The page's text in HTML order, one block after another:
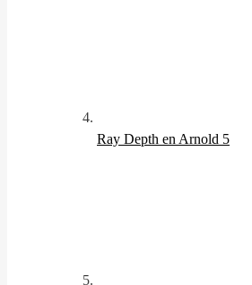
Ray Depth en Arnold 5